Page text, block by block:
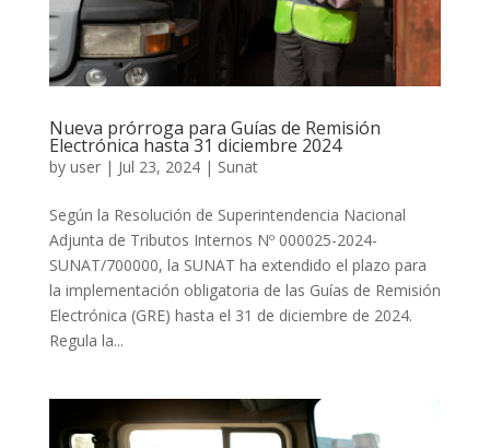
Nueva prórroga para Guías de Remisión
Electrónica hasta 31 diciembre 2024
by user| Jul 23, 2024| Sunat
Según la Resolución de Superintendencia Nacional
Adjunta de Tributos Internos Nº 000025-2024-
SUNAT/700000, la SUNAT ha extendido el plazo para
la implementación obligatoria de las Guías de Remisión
Electrónica (GRE) hasta el 31 de diciembre de 2024.
Regula la...